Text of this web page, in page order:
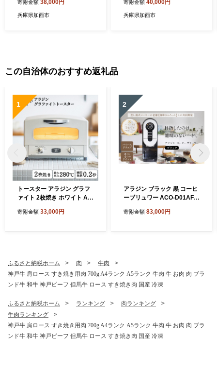
ト 詰め合わせ A4ランク A5
ランク 牛肉 牛 お肉 肉 ブラ
寄附金額 38,000円
兵庫県加西市
ランド牛 和牛 神戸ビーフ 但
馬牛 ロース ステーキ ステー
寄附金額 40,000円
兵庫県加西市
この自治体のおすすめ返礼品
1
トースター アラジン グラフ
ァイト 2枚焼き ホワイト AE
インテリア キッチン 家電 兵
寄附金額 33,000円
2
アラジン ブラック 黒 コーヒ
ーブリュワー ACO-D01AF A
琲 コーヒー ドリップコーヒ
寄附金額 83,000円
ふるさと納税ホーム 肉
牛肉
神戸牛 肩ロース すき焼き用肉 700g A4ランク A5ランク 牛肉 牛 お肉 肉 ブラ
ンド牛 和牛 神戸ビーフ 但馬牛 ロース すき焼き肉 国産 冷凍
ふるさと納税ホーム ランキング
肉ランキング
牛肉ランキング
神戸牛 肩ロース すき焼き用肉 700g A4ランク A5ランク 牛肉 牛 お肉 肉 ブラ
ンド牛 和牛 神戸ビーフ 但馬牛 ロース すき焼き肉 国産 冷凍